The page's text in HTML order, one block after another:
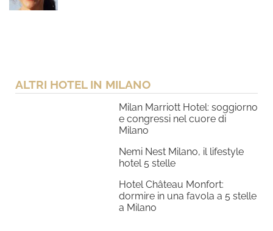
ALTRI HOTEL IN MILANO
Milan Marriott Hotel: soggiorno
e congressi nel cuore di
Milano
Nemi Nest Milano, il lifestyle
hotel 5 stelle
Hotel Château Monfort:
dormire in una favola a 5 stelle
a Milano